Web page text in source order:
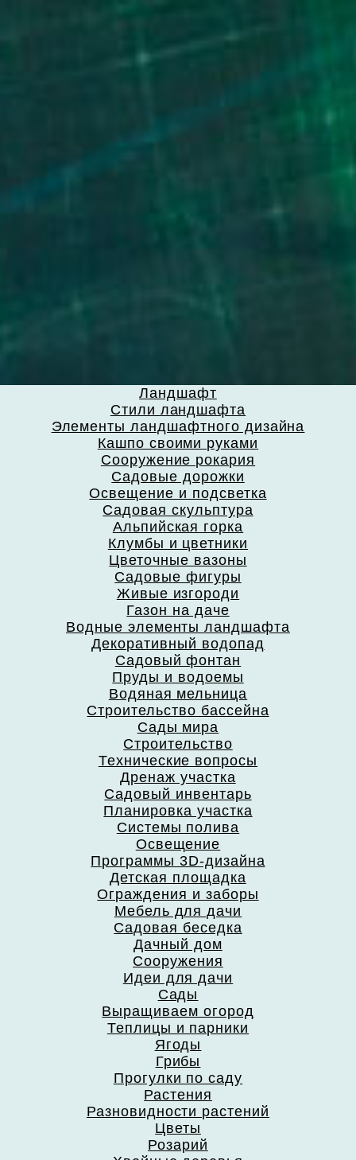
Ландшафт
Стили ландшафта
Элементы ландшафтного дизайна
Кашпо своими руками
Сооружение рокария
Садовые дорожки
Освещение и подсветка
Садовая скульптура
Альпийская горка
Клумбы и цветники
Цветочные вазоны
Садовые фигуры
Живые изгороди
Газон на даче
Водные элементы ландшафта
Декоративный водопад
Садовый фонтан
Пруды и водоемы
Водяная мельница
Строительство бассейна
Сады мира
Строительство
Технические вопросы
Дренаж участка
Садовый инвентарь
Планировка участка
Системы полива
Освещение
Программы 3D-дизайна
Детская площадка
Ограждения и заборы
Мебель для дачи
Садовая беседка
Дачный дом
Сооружения
Идеи для дачи
Сады
Выращиваем огород
Теплицы и парники
Ягоды
Грибы
Прогулки по саду
Растения
Разновидности растений
Цветы
Розарий